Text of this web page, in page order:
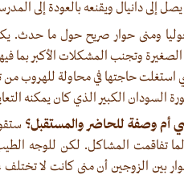
إلى دانيال ويقنعه بالعودة إلى
ومنى حوار صريح حول ما حدث.
وتجنب المشكلات الأكبر بما
استغلت حاجتها في محاولة للهروب
السودان الكبير الذي كان يمكنه
أم وصفة للحاضر والمستقبل؟
تفاقمت المشاكل. لكن للوجه
بين الزوجين أن منى كانت لا تختلف